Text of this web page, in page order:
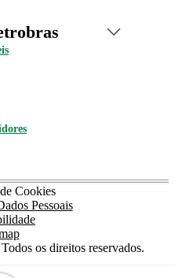
Cookies
Pessoais
os direitos reservados.